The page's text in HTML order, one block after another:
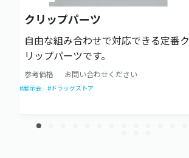
クリップパーツ
自由な組み合わせで対応できる定番ク
リップパーツです。
参考価格 お問い合わせください
#展示会 #ドラッグストア